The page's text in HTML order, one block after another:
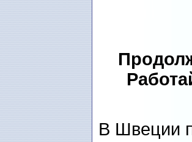
В Швеции